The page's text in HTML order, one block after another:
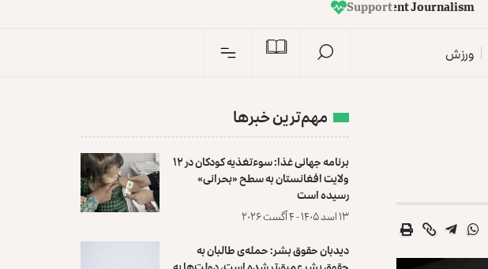
m
s
i
l
a
n
r
u
o
J
t
n
e
d
n
e
p
e
d
n
ISupport
ورزش
مهم‌ترین خبرها
برنامه جهانی غذا: سوءتغذیه کودکان در ۱۲
ولایت افغانستان به سطح «بحرانی»
رسیده است
۱۳ اسد ۱۴۰۵ - ۴ آگست ۲۰۲۶
دیدبان حقوق بشر: حمله‌ی طالبان به